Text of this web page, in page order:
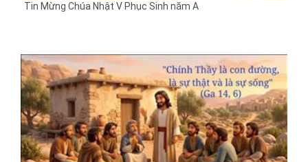
Tin Mừng Chúa Nhật V Phục Sinh năm A